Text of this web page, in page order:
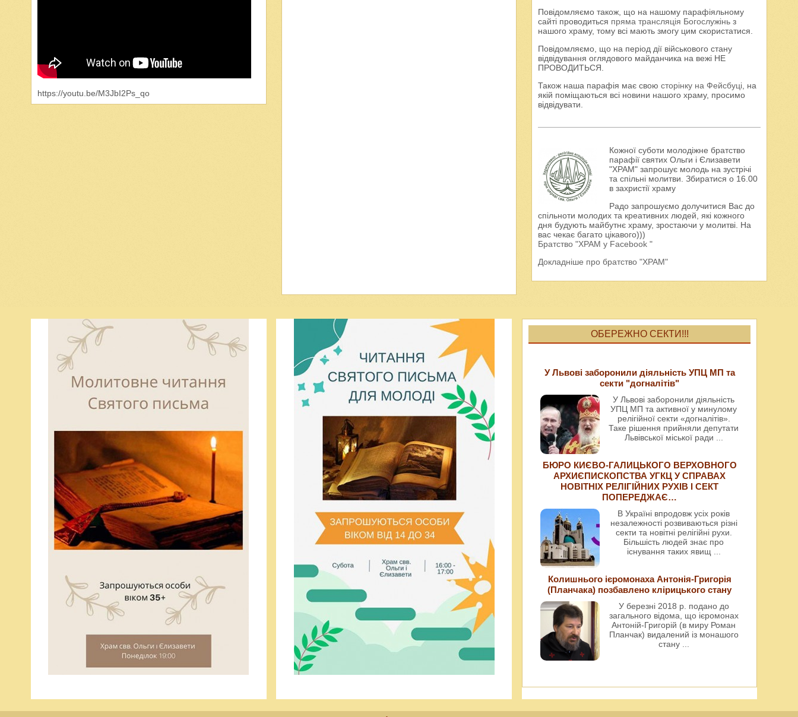
https://youtu.be/M3JbI2Ps_qo
Повідомляємо також, що на нашому парафіяльному
сайті проводиться пряма трансляція Богослужінь з
нашого храму, тому всі мають змогу цим скористатися.
Повідомляємо, що на період дії військового стану
відвідування оглядового майданчика на вежі НЕ
ПРОВОДИТЬСЯ.
Також наша парафія має своюсторінку на Фейсбуці, на
якій поміщаються всі новини нашого храму, просимо
відвідувати.
Кожної суботи молодіжне братство
парафії святих Ольги і Єлизавети
"ХРАМ" запрошує молодь на зустрічі
та спільні молитви. Збиратися о 16.00
в захристії храму
Радо запрошуємо долучитися Вас до
спільноти молодих та креативних людей, які кожного
дня будують майбутнє храму, зростаючи у молитві. На
вас чекає багато цікавого)))
Братство "ХРАМ у Facebook "
Докладніше про братство "ХРАМ"
ОБЕРЕЖНО СЕКТИ!!!
У Львові заборонили діяльність УПЦ МП та
секти "догналітів"
У Львові заборонили діяльність
УПЦ МП та активної у минулому
релігійної секти «догналітів».
Таке рішення прийняли депутати
Львівської міської ради ...
БЮРО КИЄВО-ГАЛИЦЬКОГО ВЕРХОВНОГО
АРХИЄПИСКОПСТВА УГКЦ У СПРАВАХ
НОВІТНІХ РЕЛІГІЙНИХ РУХІВ І СЕКТ
ПОПЕРЕДЖАЄ…
В Україні впродовж усіх років
незалежності розвиваються різні
секти та новітні релігійні рухи.
Більшість людей знає про
існування таких явищ ...
Колишнього ієромонаха Антонія-Григорія
(Планчака) позбавлено клірицького стану
У березні 2018 р. подано до
загального відома, що ієромонах
Антоній-Григорій (в миру Роман
Планчак) видалений із монашого
стану ...